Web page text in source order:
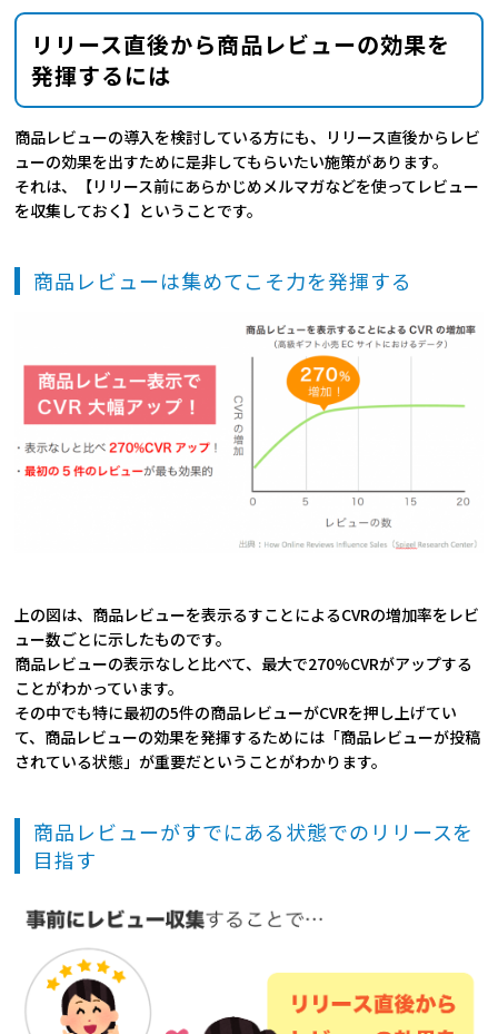
リリース直後から商品レビューの効果を
発揮するには
商品レビューの導入を検討している方にも、リリース直後からレビ
ューの効果を出すために是非してもらいたい施策があります。
それは、【リリース前にあらかじめメルマガなどを使ってレビュー
を収集しておく】ということです。
商品レビューは集めてこそ力を発揮する
上の図は、商品レビューを表示るすことによるCVRの増加率をレビ
ュー数ごとに示したものです。
商品レビューの表示なしと比べて、最大で270%CVRがアップする
ことがわかっています。
その中でも特に最初の5件の商品レビューがCVRを押し上げてい
て、商品レビューの効果を発揮するためには「商品レビューが投稿
されている状態」が重要だということがわかります。
商品レビューがすでにある状態でのリリースを
目指す